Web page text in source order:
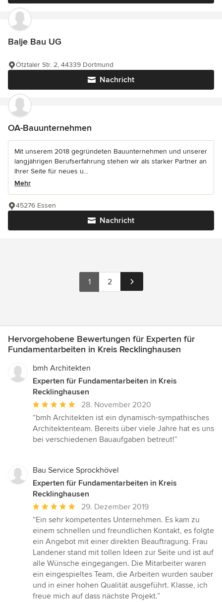
Balje Bau UG
Nachricht
Ötztaler Str. 2, 44339 Dortmund
OA-Bauunternehmen
Mit unserem 2018 gegründeten Bauunternehmen und unserer
langjährigen Berufserfahrung stehen wir als starker Partner an
Ihrer Seite für neues u...
Mehr
Nachricht
45276 Essen
1 2
Hervorgehobene Bewertungen für Experten für
Fundamentarbeiten in Kreis Recklinghausen
bmh Architekten
Experten für Fundamentarbeiten in Kreis
Recklinghausen
Durchschnittliche
Bewertung:
5
von
28. November 2020
“bmh Architekten ist ein dynamisch-sympathisches
Architektenteam. Bereits über viele Jahre hat es uns
bei verschiedenen Bauaufgaben betreut!”
Bau Service Sprockhövel
Experten für Fundamentarbeiten in Kreis
Recklinghausen
Durchschnittliche
Bewertung:
5
von
5
Sternen
29. Dezember 2019
“Ein sehr kompetentes Unternehmen. Es kam zu
einem schnellen und freundlichen Kontakt, es folgte
ein Angebot mit einer direkten Beauftragung. Frau
Landener stand mit tollen Ideen zur Seite und ist auf
alle Wünsche eingegangen. Die Mitarbeiter waren
ein eingespieltes Team, die Arbeiten wurden sauber
und in einer hohen Qualität ausgeführt. Klasse, ich
freue mich auf dass nächste Projekt.”